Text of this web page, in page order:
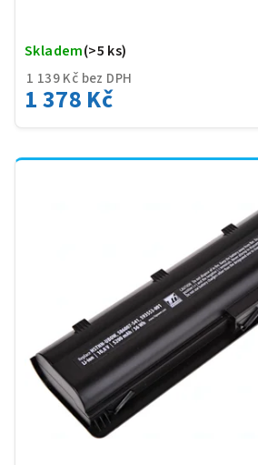
1 139 Kč bez DPH
1 378 Kč
Skladem(>5 ks)